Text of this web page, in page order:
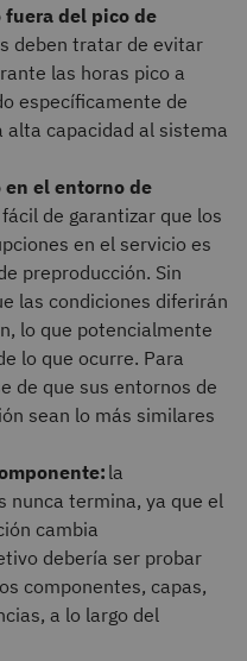
del pico de
deben tratar de evitar
las horas pico a
específicamente de
capacidad al sistema
el entorno de
de garantizar que los
en el servicio es
preproducción. Sin
las condiciones diferirán
lo que potencialmente
lo que ocurre. Para
de que sus entornos de
sean lo más similares
la
nunca termina, ya que el
cambia
debería ser probar
componentes, capas,
a lo largo del